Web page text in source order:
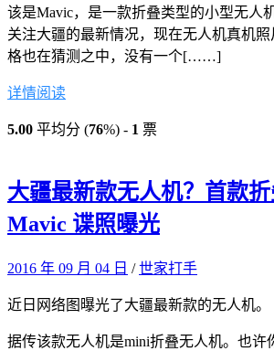
该是Mavic，是一款折叠类型的小型无人
关注大疆的最新情况，现在无人机真机
格也在猜测之中，没有一个[……]
详情阅读
5.00 平均分 (76%) - 1 票
大疆最新款无人机？首款
Mavic 谍照曝光
2016 年 09 月 04 日 /世家打手
近日网络图曝光了大疆最新款的无人机。
据传该款无人机是mini折叠无人机。也许